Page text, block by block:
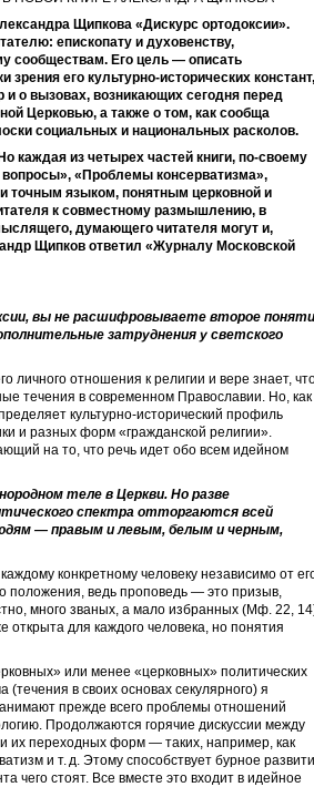
Щипкова «Дискурс ортодоксии».
епископату и духовенству,
сообществам. Его цель — описать
его культурно-исторических констант,
и о вызовах, возникающих сегодня перед
Церковью, а также о том, как сообща
социальных и национальных расколов.
каждая из четырех частей книги, по-своему
«Проблемы консерватизма»,
точным языком, понятным церковной и
к совместному размышлению, в
думающего читателя могут и,
Щипков ответил «Журналу Московской
вы не расшифровываете второе
затруднения у светского
личного отношения к религии и вере знает,
течения в современном Православии. Но, как
культурно-исторический профиль
и разных форм «гражданской религии».
на то, что речь идет обо всем идейном
теле в Церкви. Но разве
спектра отторгаются всей
— правым и левым, белым и черным,
конкретному человеку независимо от
положения, ведь проповедь — это призыв,
много званых, а мало избранных (Мф. 22,
открыта для каждого человека, но понятия
или менее «церковных» политических
в своих основах секулярного) я
прежде всего проблемы отношений
Продолжаются горячие дискуссии между
их переходных форм — таких, например, как
и т. д. Этому способствует бурное
чего стоят. Все вместе это входит в идейное